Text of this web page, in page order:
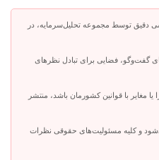
دقیق توسط مجموعه تحلیل‌سرمایه، در
گفت‌وگو، فضایی برای تبادل نظرهای
یا مغایر با قوانین کشورمان باشد، منتشر
و کلیه مسئولیت‌های حقوقی نظرات